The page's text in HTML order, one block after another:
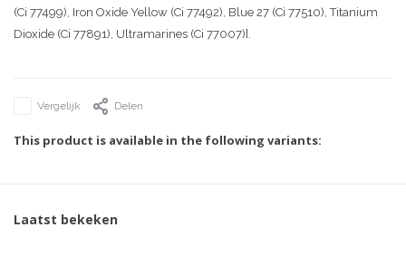
(Ci 77499), Iron Oxide Yellow (Ci 77492), Blue 27 (Ci 77510), Titanium
Dioxide (Ci 77891), Ultramarines (Ci 77007)].
Vergelijk Delen
This product is available in the following variants:
Laatst bekeken